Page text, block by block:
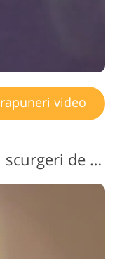
video
Suprapunere video gratuită cu scurgeri de lumină nr. 10 "Dawn"